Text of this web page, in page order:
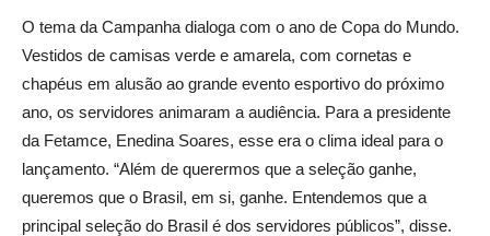
O tema da Campanha dialoga com o ano de Copa do Mundo.
Vestidos de camisas verde e amarela, com cornetas e
chapéus em alusão ao grande evento esportivo do próximo
ano, os servidores animaram a audiência. Para a presidente
da Fetamce, Enedina Soares, esse era o clima ideal para o
lançamento. “Além de querermos que a seleção ganhe,
queremos que o Brasil, em si, ganhe. Entendemos que a
principal seleção do Brasil é dos servidores públicos”, disse.